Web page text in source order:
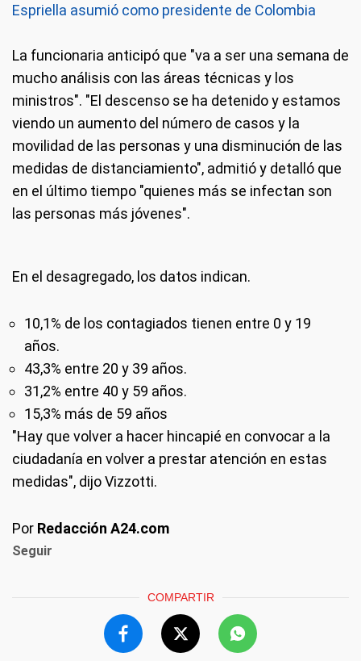
Espriella asumió como presidente de Colombia
La funcionaria anticipó que "va a ser una semana de
mucho análisis con las áreas técnicas y los
ministros". "El descenso se ha detenido y estamos
viendo un aumento del número de casos y la
movilidad de las personas y una disminución de las
medidas de distanciamiento", admitió y detalló que
en el último tiempo "quienes más se infectan son
las personas más jóvenes".
En el desagregado, los datos indican.
10,1% de los contagiados tienen entre 0 y 19
años.
43,3% entre 20 y 39 años.
31,2% entre 40 y 59 años.
15,3% más de 59 años
"Hay que volver a hacer hincapié en convocar a la
ciudadanía en volver a prestar atención en estas
medidas", dijo Vizzotti.
Por Redacción A24.com
Seguir
COMPARTIR